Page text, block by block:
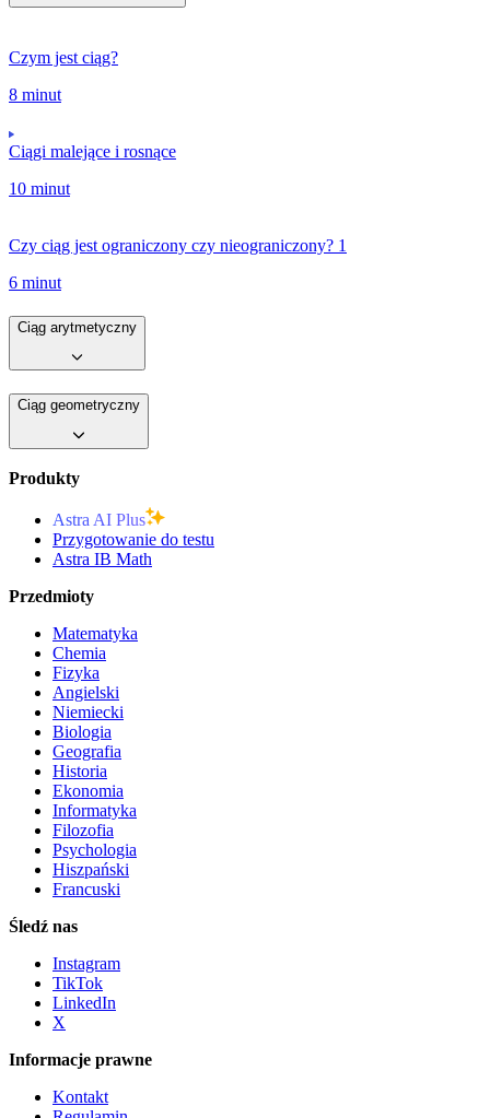
Czym jest ciąg?
8 minut
Ciągi malejące i rosnące
10 minut
Czy ciąg jest ograniczony czy nieograniczony? 1
6 minut
Ciąg arytmetyczny
Ciąg geometryczny
Produkty
Astra AI Plus
Przygotowanie do testu
Astra IB Math
Przedmioty
Matematyka
Chemia
Fizyka
Angielski
Niemiecki
Biologia
Geografia
Historia
Ekonomia
Informatyka
Filozofia
Psychologia
Hiszpański
Francuski
Śledź nas
Instagram
TikTok
LinkedIn
X
Informacje prawne
Kontakt